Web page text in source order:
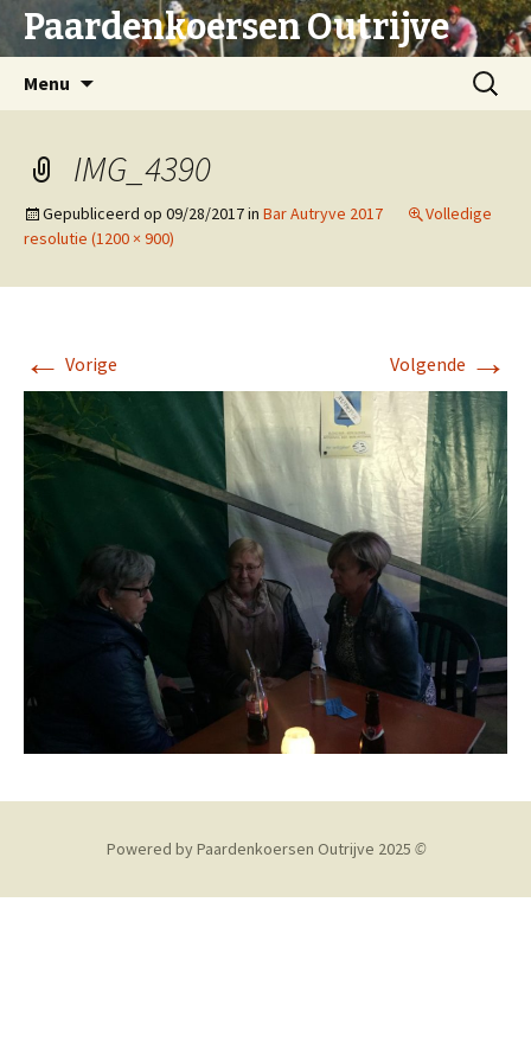
Paardenkoersen Outrijve
Menu
Zoeken
naar:
IMG_4390
Gepubliceerd op 09/28/2017in Bar Autryve 2017
Volledige
resolutie (1200 × 900)
← Vorige Volgende →
Powered by Paardenkoersen Outrijve 2025 ©